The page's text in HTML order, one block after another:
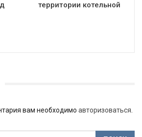
территории котельной
вам необходимо авторизоваться.